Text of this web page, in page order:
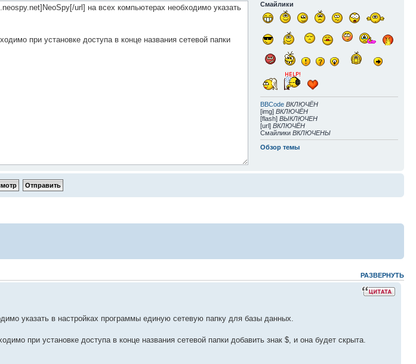
Смайлики
BBCode ВКЛЮЧЁН
[img] ВКЛЮЧЁН
[flash] ВЫКЛЮЧЕН
[url] ВКЛЮЧЁН
Смайлики ВКЛЮЧЕНЫ
Обзор темы
РАЗВЕРНУТЬ
указать в настройках программы единую сетевую папку для базы данных.
при установке доступа в конце названия сетевой папки добавить знак $, и она будет скрыта.